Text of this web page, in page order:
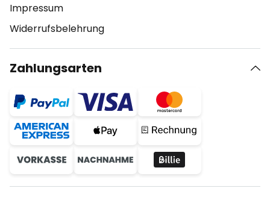
Impressum
Widerrufsbelehrung
Zahlungsarten